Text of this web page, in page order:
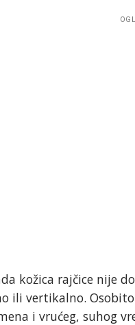
kožica rajčice nije
ili vertikalno.
i vrućeg, suhog